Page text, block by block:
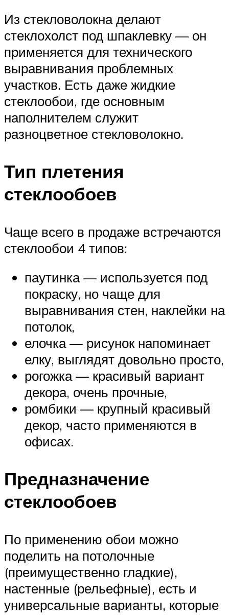
Из стекловолокна делают
стеклохолст под шпаклевку — он
применяется для технического
выравнивания проблемных
участков. Есть даже жидкие
стеклообои, где основным
наполнителем служит
разноцветное стекловолокно.
Тип плетения
стеклообоев
Чаще всего в продаже встречаются
стеклообои 4 типов:
паутинка — используется под
покраску, но чаще для
выравнивания стен, наклейки на
потолок,
елочка — рисунок напоминает
елку, выглядят довольно просто,
рогожка — красивый вариант
декора, очень прочные,
ромбики — крупный красивый
декор, часто применяются в
офисах.
Предназначение
стеклообоев
По применению обои можно
поделить на потолочные
(преимущественно гладкие),
настенные (рельефные), есть и
универсальные варианты, которые